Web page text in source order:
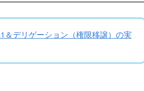
＆デリゲーション（権限移譲）の実